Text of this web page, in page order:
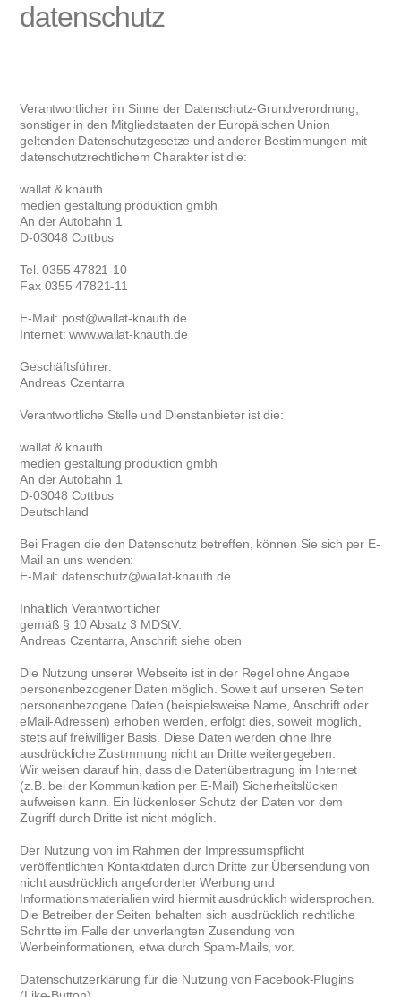
datenschutz
Verantwortlicher im Sinne der Datenschutz-Grundverordnung,
sonstiger in den Mitgliedstaaten der Europäischen Union
geltenden Datenschutzgesetze und anderer Bestimmungen mit
datenschutzrechtlichem Charakter ist die:
wallat & knauth
medien gestaltung produktion gmbh
An der Autobahn 1
D-03048 Cottbus
Tel. 0355 47821-10
Fax 0355 47821-11
E-Mail: post@wallat-knauth.de
Internet: www.wallat-knauth.de
Geschäftsführer:
Andreas Czentarra
Verantwortliche Stelle und Dienstanbieter ist die:
wallat & knauth
medien gestaltung produktion gmbh
An der Autobahn 1
D-03048 Cottbus
Deutschland
Bei Fragen die den Datenschutz betreffen, können Sie sich per E-
Mail an uns wenden:
E-Mail: datenschutz@wallat-knauth.de
Inhaltlich Verantwortlicher
gemäß § 10 Absatz 3 MDStV:
Andreas Czentarra, Anschrift siehe oben
Die Nutzung unserer Webseite ist in der Regel ohne Angabe
personenbezogener Daten möglich. Soweit auf unseren Seiten
personenbezogene Daten (beispielsweise Name, Anschrift oder
eMail-Adressen) erhoben werden, erfolgt dies, soweit möglich,
stets auf freiwilliger Basis. Diese Daten werden ohne Ihre
ausdrückliche Zustimmung nicht an Dritte weitergegeben.
Wir weisen darauf hin, dass die Datenübertragung im Internet
(z.B. bei der Kommunikation per E-Mail) Sicherheitslücken
aufweisen kann. Ein lückenloser Schutz der Daten vor dem
Zugriff durch Dritte ist nicht möglich.
Der Nutzung von im Rahmen der Impressumspflicht
veröffentlichten Kontaktdaten durch Dritte zur Übersendung von
nicht ausdrücklich angeforderter Werbung und
Informationsmaterialien wird hiermit ausdrücklich widersprochen.
Die Betreiber der Seiten behalten sich ausdrücklich rechtliche
Schritte im Falle der unverlangten Zusendung von
Werbeinformationen, etwa durch Spam-Mails, vor.
Datenschutzerklärung für die Nutzung von Facebook-Plugins